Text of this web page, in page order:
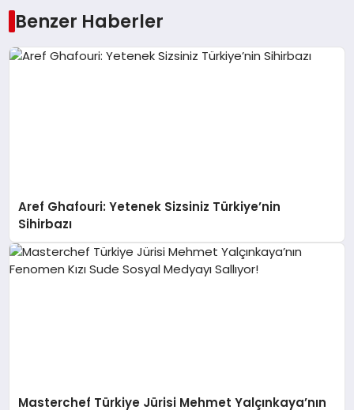
Benzer Haberler
Aref Ghafouri: Yetenek Sizsiniz Türkiye’nin
Sihirbazı
Masterchef Türkiye Jürisi Mehmet Yalçınkaya’nın